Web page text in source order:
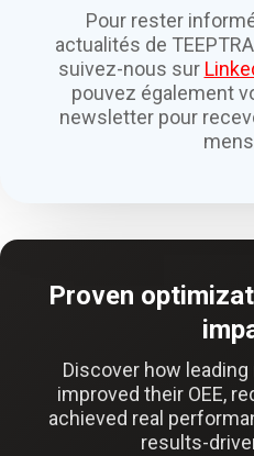
Pour rester
actualités de
suivez-nous sur
pouvez également
newsletter pour
Proven
Discover how
improved their OEE,
achieved real
results-